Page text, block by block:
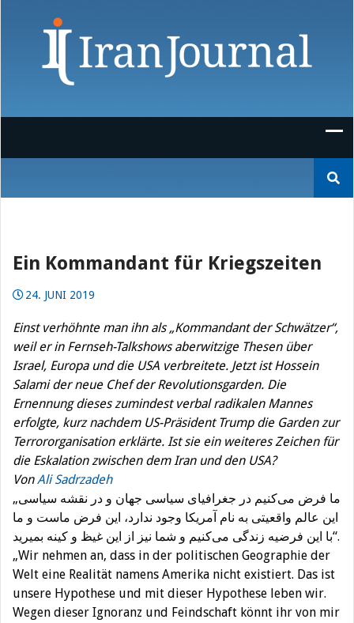
nach:
Ein Kommandant für Kriegszeiten
24. JUNI 2019
Einst verhöhnte man ihn als „Kommandant der Schwätzer“,
weil er in Fernseh-Talkshows aberwitzige Thesen über
Israel, Europa und die USA verbreitete. Jetzt ist Hossein
Salami der neue Chef der Revolutionsgarden. Die
Ernennung dieses zumindest verbal radikalen Mannes
erfolgte, kurz nachdem US-Präsident Trump die Garden zur
Terrororganisation erklärte. Ist sie ein weiteres Zeichen für
die Eskalation zwischen dem Iran und den USA?
VonAli Sadrzadeh
„ما فرض می‌کنیم در جغرافیای سیاسی جهان و در نقشه سیاسی
این عالم واقعیتی به نام آمریکا وجود ندارد، این فرض ماست و ما
با این فرضیه زندگی می‌کنیم و شما نیز از این غیظ و کینه بمیرید“.
„Wir nehmen an, dass in der politischen Geographie der
Welt eine Realität namens Amerika nicht existiert. Das ist
unsere Hypothese und mit dieser Hypothese leben wir.
Wegen dieser Ignoranz und Feindschaft könnt ihr von mir